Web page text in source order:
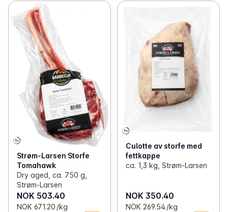
Strøm-Larsen Storfe
Tomahawk
Dry aged, ca. 750 g,
Strøm-Larsen
NOK 503.40
NOK 671.20 /kg
Culotte av storfe med
fettkappe
ca. 1,3 kg, Strøm-Larsen
NOK 350.40
NOK 269.54 /kg